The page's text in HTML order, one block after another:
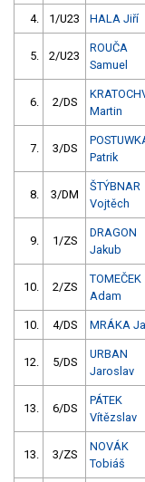
4. 1/U23 HALA Jiří
5. 2/U23
ROUČA
Samuel
6. 2/DS
Martin
7. 3/DS
Patrik
8. 3/DM
ŠTÝBNAR
Vojtěch
9. 1/ZS
DRAGON
Jakub
10. 2/ZS
TOMEČEK
Adam
10. 4/DS MRÁKA
12. 5/DS
URBAN
Jaroslav
13. 6/DS
PÁTEK
Vítězslav
13. 3/ZS
NOVÁK
Tobiáš